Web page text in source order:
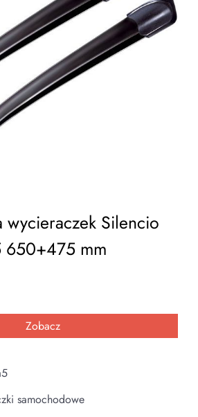
wycieraczek Silencio
mm
Zobacz
samochodowe